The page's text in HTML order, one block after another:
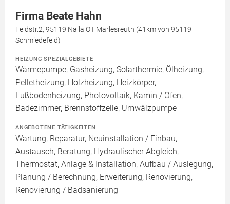
Firma Beate Hahn
Feldstr.2, 95119 Naila OT Marlesreuth (41km von 95119
Schmiedefeld)
HEIZUNG SPEZIALGEBIETE
Wärmepumpe, Gasheizung, Solarthermie, Ölheizung,
Pelletheizung, Holzheizung, Heizkörper,
Fußbodenheizung, Photovoltaik, Kamin / Ofen,
Badezimmer, Brennstoffzelle, Umwälzpumpe
ANGEBOTENE TÄTIGKEITEN
Wartung, Reparatur, Neuinstallation / Einbau,
Austausch, Beratung, Hydraulischer Abgleich,
Thermostat, Anlage & Installation, Aufbau / Auslegung,
Planung / Berechnung, Erweiterung, Renovierung,
Renovierung / Badsanierung